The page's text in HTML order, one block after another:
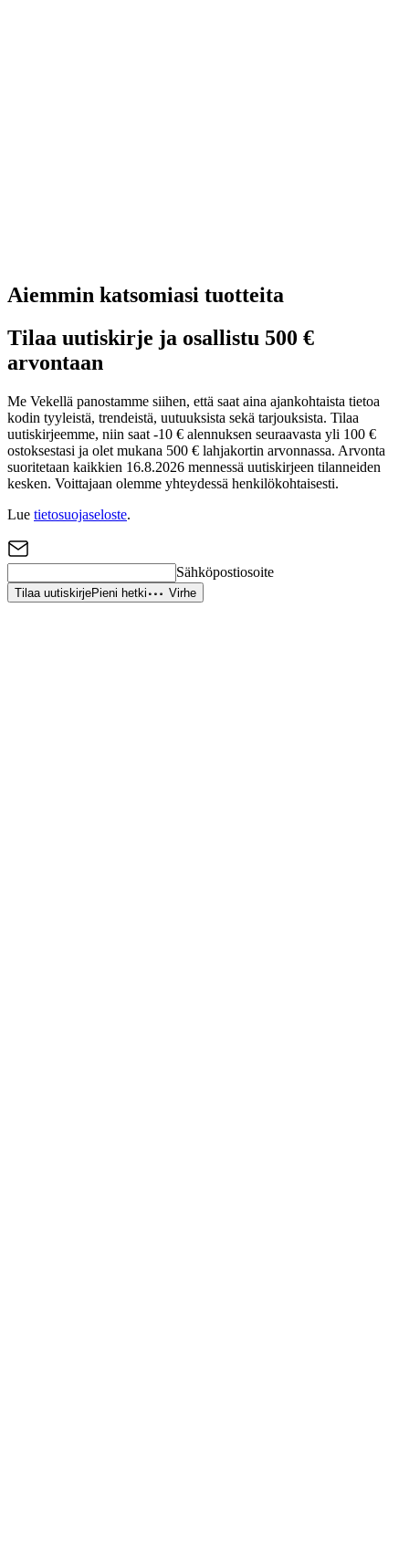
Aiemmin katsomiasi tuotteita
Tilaa uutiskirje ja osallistu 500 €
arvontaan
Me Vekellä panostamme siihen, että saat aina ajankohtaista tietoa
kodin tyyleistä, trendeistä, uutuuksista sekä tarjouksista. Tilaa
uutiskirjeemme, niin saat -10 € alennuksen seuraavasta yli 100 €
ostoksestasi ja olet mukana 500 € lahjakortin arvonnassa. Arvonta
suoritetaan kaikkien 16.8.2026 mennessä uutiskirjeen tilanneiden
kesken. Voittajaan olemme yhteydessä henkilökohtaisesti.
Lue tietosuojaseloste.
Sähköpostiosoite
Tilaa uutiskirjePieni hetki Virhe